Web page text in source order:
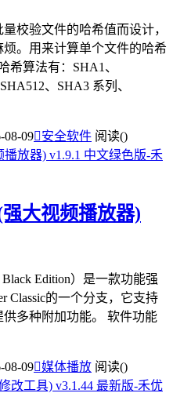
校验文件的哈希值而设计，
。用来计算单个文件的哈希
希算法有：SHA1、
、SHA3 系列、
08-09安全软件 阅读()
大视频播放器)
Black Edition）是一款功能强
Classic的一个分支，它支持
多种附加功能。 软件功能
08-09媒体播放 阅读()